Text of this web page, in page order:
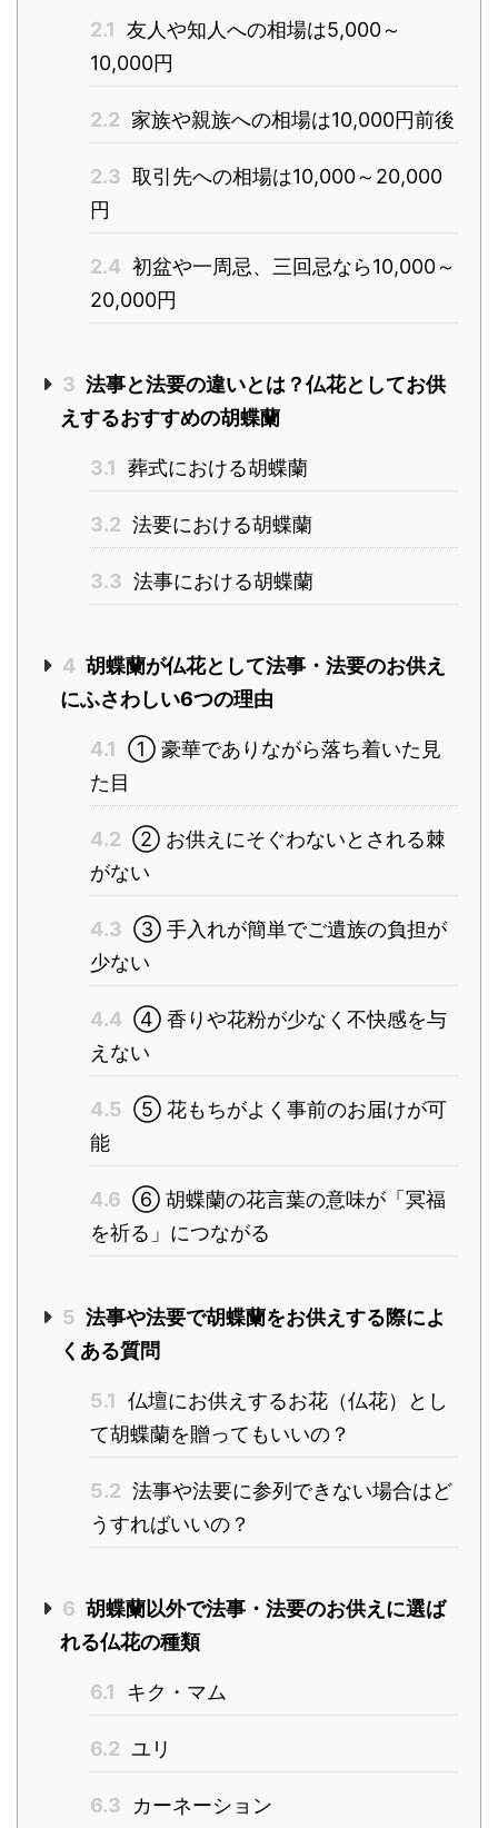
2.1 友人や知人への相場は5,000～
10,000円
2.2 家族や親族への相場は10,000円前後
2.3 取引先への相場は10,000～20,000
円
2.4 初盆や一周忌、三回忌なら10,000～
20,000円
3 法事と法要の違いとは？仏花としてお供
えするおすすめの胡蝶蘭
3.1 葬式における胡蝶蘭
3.2 法要における胡蝶蘭
3.3 法事における胡蝶蘭
4 胡蝶蘭が仏花として法事・法要のお供え
にふさわしい6つの理由
4.1 ① 豪華でありながら落ち着いた見
た目
4.2 ② お供えにそぐわないとされる棘
がない
4.3 ③ 手入れが簡単でご遺族の負担が
少ない
4.4 ④ 香りや花粉が少なく不快感を与
えない
4.5 ⑤ 花もちがよく事前のお届けが可
能
4.6 ⑥ 胡蝶蘭の花言葉の意味が「冥福
を祈る」につながる
5 法事や法要で胡蝶蘭をお供えする際によ
くある質問
5.1 仏壇にお供えするお花（仏花）とし
て胡蝶蘭を贈ってもいいの？
5.2 法事や法要に参列できない場合はど
うすればいいの？
6 胡蝶蘭以外で法事・法要のお供えに選ば
れる仏花の種類
6.1 キク・マム
6.2 ユリ
6.3 カーネーション